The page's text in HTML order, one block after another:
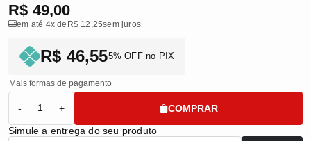
R$ 49,00
em até 4x de R$ 12,25sem juros
R$ 46,555% OFF no PIX
Mais formas de pagamento
- +
COMPRAR
Simule a entrega do seu produto